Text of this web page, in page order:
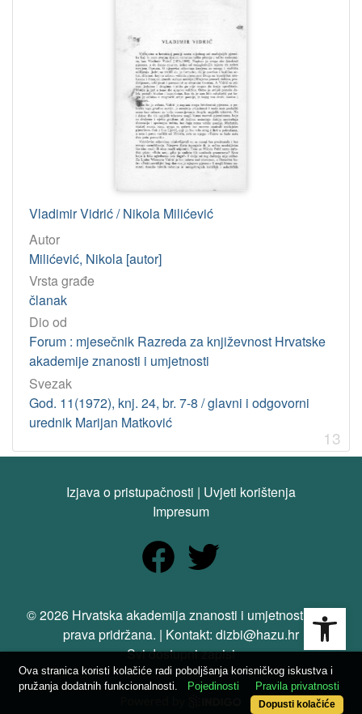
Vladimir Vidrić / Nikola Milićević
Autor
Milićević, Nikola [autor]
Vrsta građe
članak
Dio od
Forum : mjesečnik Razreda za književnost Hrvatske
akademije znanosti i umjetnosti
Svezak
God. 11(1972), knj. 24, br. 7-8 / glavni i odgovorni
urednik Marijan Matković
13
Izjava o pristupačnosti | Uvjeti korištenja
Impresum
© 2026 Hrvatska akademija znanosti i umjetnosti. Sva
prava pridržana. | Kontakt: dizbi@hazu.hr
Svi dostupni zapisi
Ova stranica koristi kolačiće radi poboljšanja korisničkog iskustva i
pružanja dodatnih funkcionalnosti.
Pojedinosti Pravila privatnosti
Dopusti kolačiće